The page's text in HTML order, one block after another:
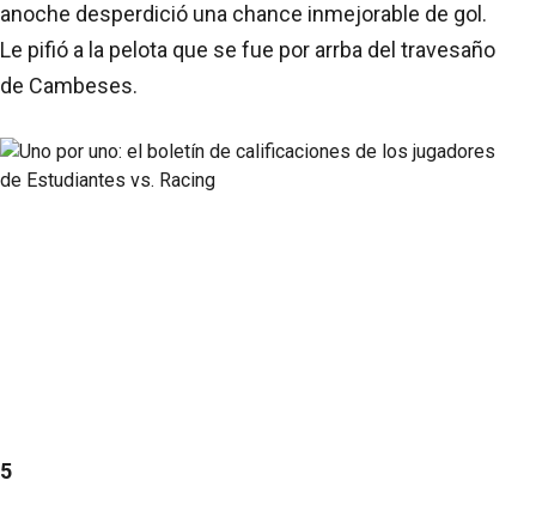
anoche desperdició una chance inmejorable de gol.
Le pifió a la pelota que se fue por arrba del travesaño
de Cambeses.
5